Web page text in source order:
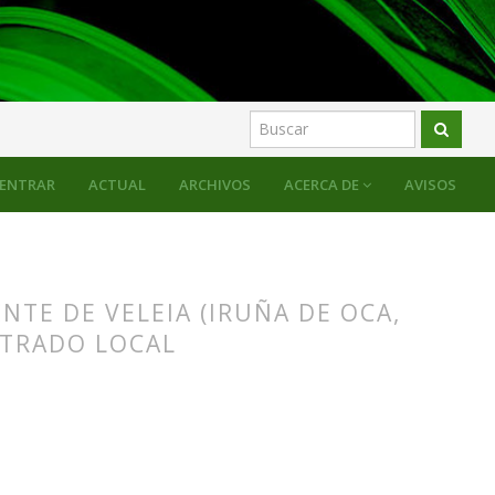
ACTUAL ARCHIVOS ACERCA DE AVISOS
ENTRAR
DE VELEIA (IRUÑA DE OCA,
LOCAL